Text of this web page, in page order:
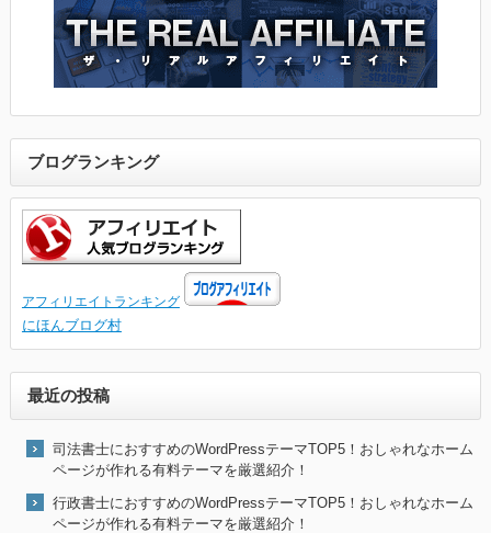
ブログランキング
アフィリエイトランキング
にほんブログ村
最近の投稿
司法書士におすすめのWordPressテーマTOP5！おしゃれなホーム
ページが作れる有料テーマを厳選紹介！
行政書士におすすめのWordPressテーマTOP5！おしゃれなホーム
ページが作れる有料テーマを厳選紹介！